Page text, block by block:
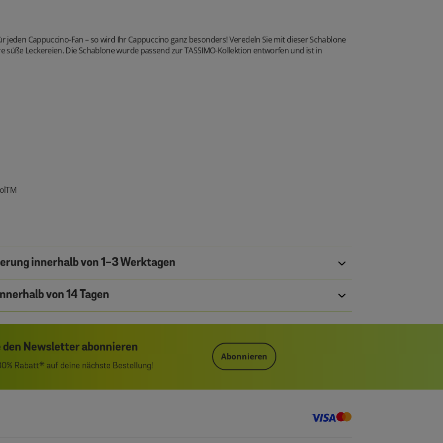
jeden Cappuccino-Fan – so wird Ihr Cappuccino ganz besonders! Veredeln Sie mit dieser Schablone
süße Leckereien. Die Schablone wurde passend zur TASSIMO-Kollektion entworfen und ist in
innerhalb von 1-3 Werktagen
von 14 Tagen
Newsletter abonnieren
Rabatt* auf deine nächste Bestellung!
Abonnieren